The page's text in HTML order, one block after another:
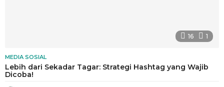
16 1
MEDIA SOSIAL
Lebih dari Sekadar Tagar: Strategi Hashtag yang Wajib
Dicoba!